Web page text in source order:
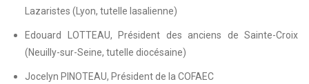
Lazaristes (Lyon, tutelle lasalienne)
Edouard LOTTEAU, Président des anciens de Sainte-Croix
(Neuilly-sur-Seine, tutelle diocésaine)
Jocelyn PINOTEAU, Président de la COFAEC